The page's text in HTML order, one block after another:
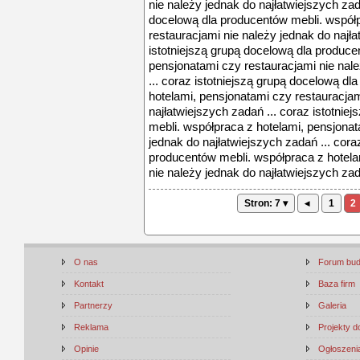
nie należy jednak do najłatwiejszych
docelową dla producentów mebli.
restauracjami nie należy jednak do
istotniejszą grupą docelową dla
pensjonatami czy restauracjami nie
... coraz istotniejszą grupą docelową
hotelami, pensjonatami czy
najłatwiejszych zadań ... coraz
mebli. współpraca z hotelami,
jednak do najłatwiejszych zadań ...
producentów mebli. współpraca z
nie należy jednak do najłatwiejszych
Stron: 7 ▾ ◂ 1 2
O nas
Kontakt
Partnerzy
Reklama
Opinie
Forum
Baza firm
Galeria
Projekty